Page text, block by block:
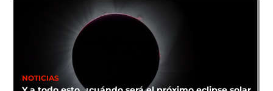
NOTICIAS